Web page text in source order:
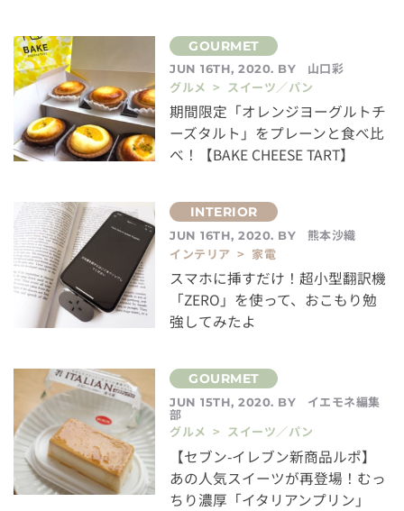
JUN 16TH, 2020. BY
山口彩
グルメ > スイーツ／パン
期間限定「オレンジヨーグルトチ
ーズタルト」をプレーンと食べ比
べ！【BAKE CHEESE TART】
JUN 16TH, 2020. BY
熊本沙織
インテリア > 家電
スマホに挿すだけ！超小型翻訳機
「ZERO」を使って、おこもり勉
強してみたよ
JUN 15TH, 2020. BY イエモネ編集
部
グルメ > スイーツ／パン
【セブン-イレブン新商品ルポ】
あの人気スイーツが再登場！むっ
ちり濃厚「イタリアンプリン」